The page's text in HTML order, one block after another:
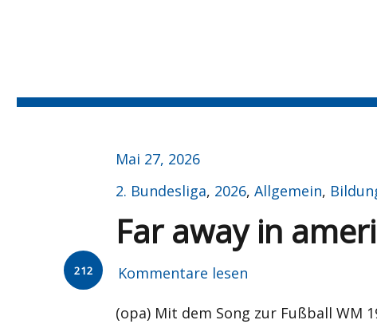
Veröffentlicht
am
Mai 27, 2026
Kategorien
2. Bundesliga, 2026,Allgemein,
Far away in
212 Kommentare lesen
(opa) Mit dem Song zur Fußball WM